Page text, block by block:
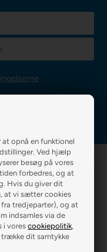
opnå en funktionel
Ved hjælp
besøg på vores
forbedres, og at
Hvis du giver dit
at vi sætter cookies
tredjeparter), og at
indsamles via de
i vorescookiepolitik,
dit samtykke
R2 FARVEHANDEL